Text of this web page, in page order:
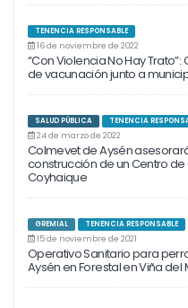
TENENCIA RESPONSABLE
16 de noviembre de 2022
“Con Violencia No Hay
de vacunación junto a
SALUD PÚBLICA TENENCIA
24 de marzo de 2022
Colmevet de Aysén
construcción de un Centro
Coyhaique
GREMIAL TENENCIA RESPONSABLE
15 de noviembre de 2021
Operativo Sanitario para
Aysén en Forestal en Viña del